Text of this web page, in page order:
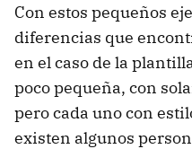
Con estos pequeños
diferencias que
en el caso de la
poco pequeña, con
pero cada uno con
existen algunos